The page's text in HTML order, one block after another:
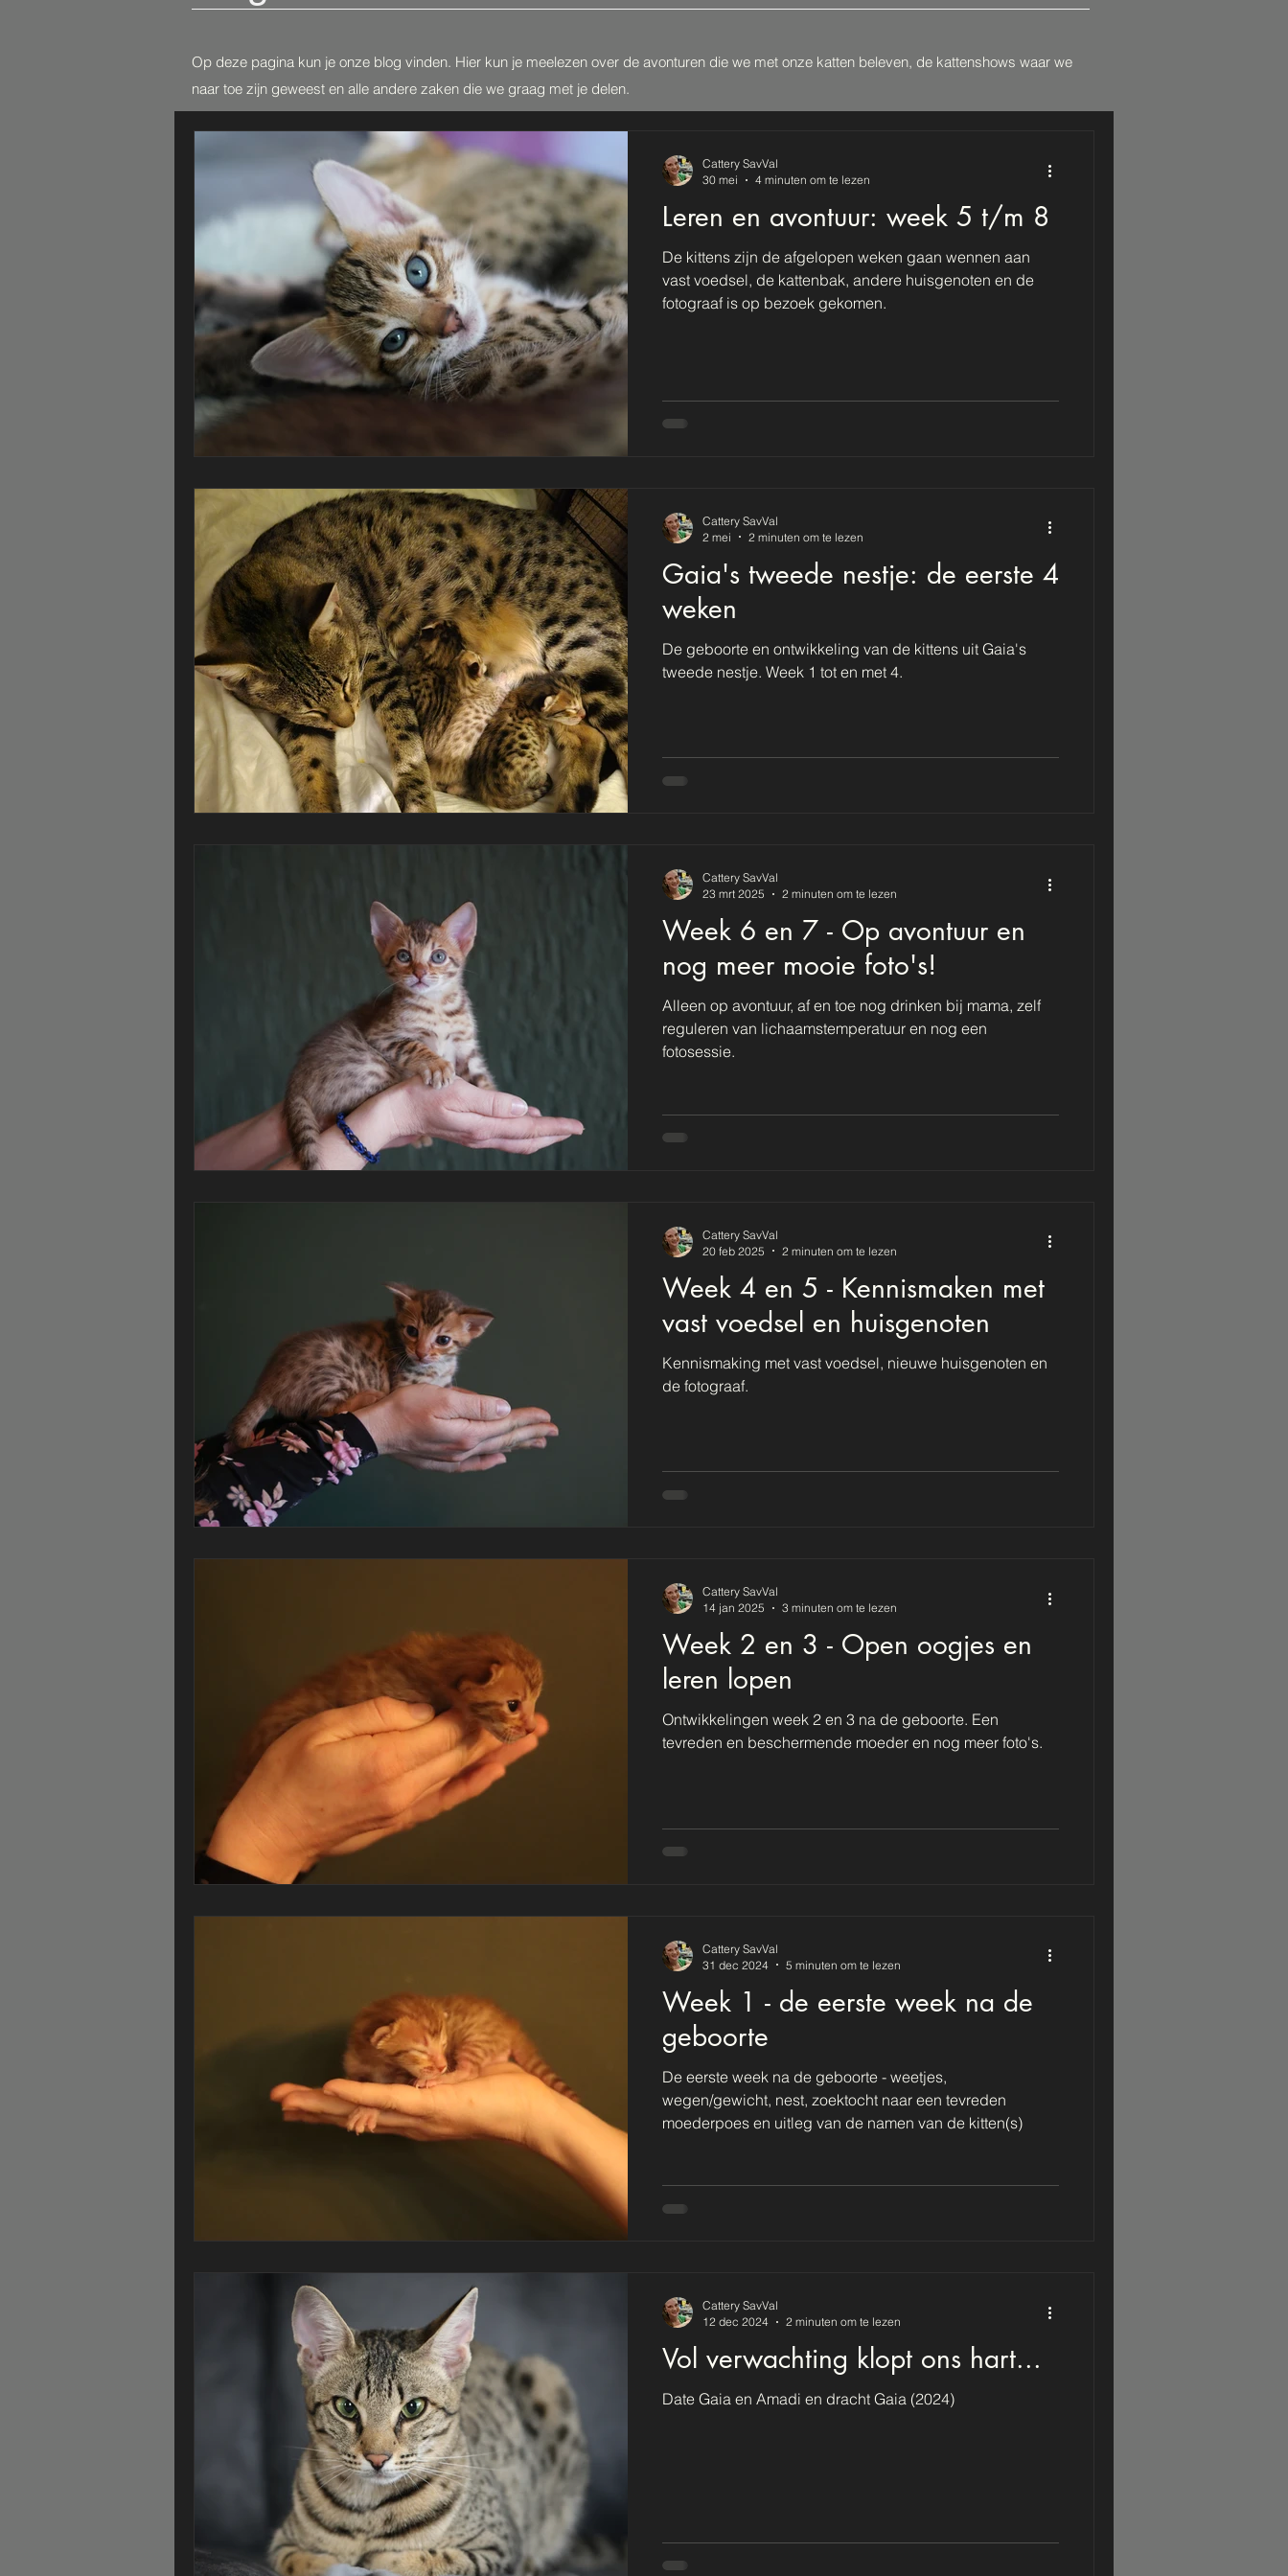
Leren en avontuur: week 5 t/m 8
De kittens zijn de afgelopen weken gaan wennen aan
vast voedsel, de kattenbak, andere huisgenoten en de
fotograaf is op bezoek gekomen.
Cattery SavVal
30 mei
4 minuten om te lezen
Gaia's tweede nestje: de eerste 4
weken
De geboorte en ontwikkeling van de kittens uit Gaia's
tweede nestje. Week 1 tot en met 4.
Cattery SavVal
2 mei
2 minuten om te lezen
Week 6 en 7 - Op avontuur en
nog meer mooie foto's!
Alleen op avontuur, af en toe nog drinken bij mama, zelf
reguleren van lichaamstemperatuur en nog een
fotosessie.
Cattery SavVal
23 mrt 2025
2 minuten om te lezen
Week 4 en 5 - Kennismaken met
vast voedsel en huisgenoten
Kennismaking met vast voedsel, nieuwe huisgenoten en
de fotograaf.
Cattery SavVal
20 feb 2025
2 minuten om te lezen
Week 2 en 3 - Open oogjes en
leren lopen
Ontwikkelingen week 2 en 3 na de geboorte. Een
tevreden en beschermende moeder en nog meer foto's.
Cattery SavVal
14 jan 2025
3 minuten om te lezen
Week 1 - de eerste week na de
geboorte
De eerste week na de geboorte - weetjes,
wegen/gewicht, nest, zoektocht naar een tevreden
moederpoes en uitleg van de namen van de kitten(s)
Cattery SavVal
31 dec 2024
5 minuten om te lezen
Vol verwachting klopt ons hart...
Date Gaia en Amadi en dracht Gaia (2024)
Cattery SavVal
12 dec 2024
2 minuten om te lezen
Op deze pagina kun je onze blog vinden. Hier kun je meelezen over de avonturen die we met onze katten beleven, de kattenshows waar we
naar toe zijn geweest en alle andere zaken die we graag met je delen.